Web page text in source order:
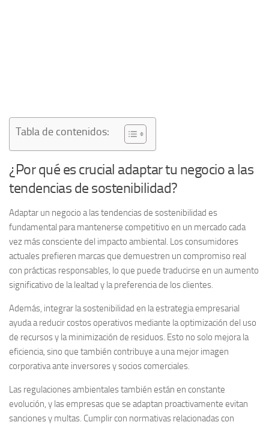
Tabla de contenidos:
¿Por qué es crucial adaptar tu negocio a las
tendencias de sostenibilidad?
Adaptar un negocio a las tendencias de sostenibilidad es
fundamental para mantenerse competitivo en un mercado cada
vez más consciente del impacto ambiental. Los consumidores
actuales prefieren marcas que demuestren un compromiso real
con prácticas responsables, lo que puede traducirse en un aumento
significativo de la lealtad y la preferencia de los clientes.
Además, integrar la sostenibilidad en la estrategia empresarial
ayuda a reducir costos operativos mediante la optimización del uso
de recursos y la minimización de residuos. Esto no solo mejora la
eficiencia, sino que también contribuye a una mejor imagen
corporativa ante inversores y socios comerciales.
Las regulaciones ambientalestambién están en constante
evolución, y las empresas que se adaptan proactivamente evitan
sanciones y multas. Cumplir con normativas relacionadas con